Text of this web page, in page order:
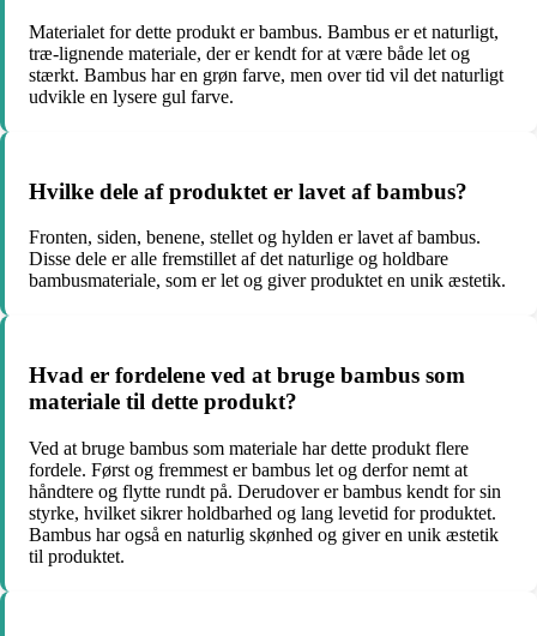
Materialet for dette produkt er bambus. Bambus er et naturligt,
træ-lignende materiale, der er kendt for at være både let og
stærkt. Bambus har en grøn farve, men over tid vil det naturligt
udvikle en lysere gul farve.
Hvilke dele af produktet er lavet af bambus?
Fronten, siden, benene, stellet og hylden er lavet af bambus.
Disse dele er alle fremstillet af det naturlige og holdbare
bambusmateriale, som er let og giver produktet en unik æstetik.
Hvad er fordelene ved at bruge bambus som
materiale til dette produkt?
Ved at bruge bambus som materiale har dette produkt flere
fordele. Først og fremmest er bambus let og derfor nemt at
håndtere og flytte rundt på. Derudover er bambus kendt for sin
styrke, hvilket sikrer holdbarhed og lang levetid for produktet.
Bambus har også en naturlig skønhed og giver en unik æstetik
til produktet.